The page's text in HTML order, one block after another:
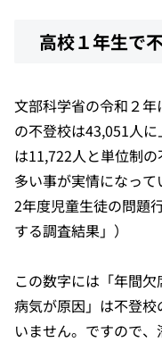
高校１年生で
文部科学省の令和２
の不登校は43,051人
は11,722人と単位制
多い事が実情になっ
2年度児童生徒の問題
する調査結果」）
この数字には「年間
病気が原因」は不登
いません。ですので